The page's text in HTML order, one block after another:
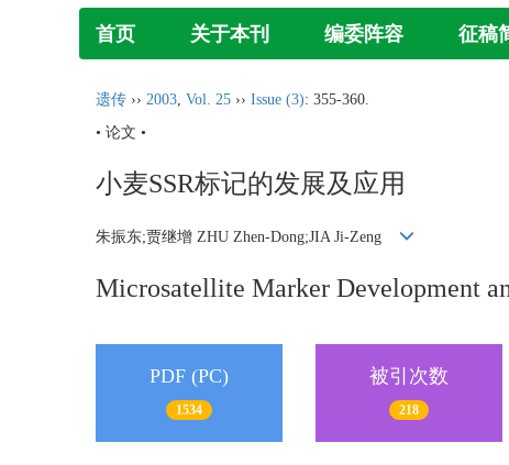
首页 关于本刊 编委阵容 征稿
遗传 ›› 2003, Vol. 25 ›› Issue (3): 355-360.
• 论文 •
小麦SSR标记的发展及应用
朱振东;贾继增 ZHU Zhen-Dong;JIA Ji-Zeng
Microsatellite Marker Development
PDF (PC)
1534
被引次数
218